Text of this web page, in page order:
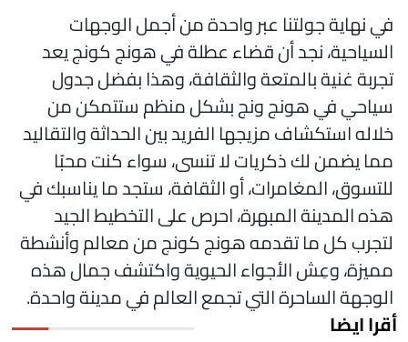
نهاية جولتنا عبر واحدة من أجمل الوجهات
نجد أن قضاء عطلة في هونج كونج يعد
غنية بالمتعة والثقافة، وهذا بفضل جدول
في هونج ونج بشكل منظم ستتمكن من
استكشاف مزيجها الفريد بين الحداثة والتقاليد
يضمن لك ذكريات لا تنسى، سواء كنت محبًا
المغامرات، أو الثقافة، ستجد ما يناسبك في
المدينة المبهرة، احرص على التخطيط الجيد
كل ما تقدمه هونج كونج من معالم وأنشطة
وعِش الأجواء الحيوية واكتشف جمال هذه
الساحرة التي تجمع العالم في مدينة واحدة.
ايضا